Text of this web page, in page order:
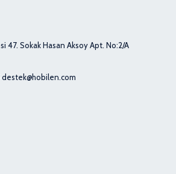
47. Sokak Hasan Aksoy Apt. No:2/A
destek@hobilen.com